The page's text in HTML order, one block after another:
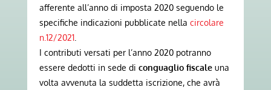
afferente all’anno di imposta 2020 seguendo le
specifiche indicazioni pubblicate nella circolare
n.12/2021.
I contributi versati per l’anno 2020 potranno
essere dedotti in sede di conguaglio fiscaleuna
volta avvenuta la suddetta iscrizione, che avrà